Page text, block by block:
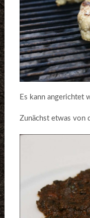
Es kann angerichtet
Zunächst etwas von